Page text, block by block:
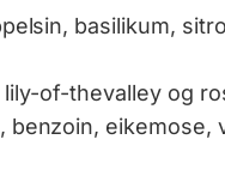
basilikum,
of-thevalley og
benzoin, eikemose,